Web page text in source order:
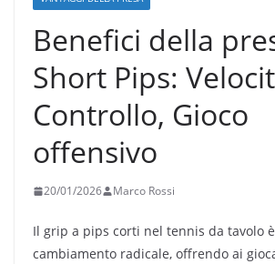
Benefici della
Short Pips:
Controllo, Gioco
offensivo
20/01/2026 Marco Rossi
Il grip a pips corti nel tennis da tavolo
cambiamento radicale, offrendo ai